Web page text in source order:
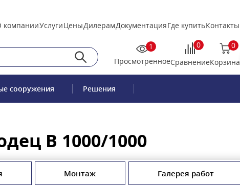
компанииУслугиЦеныДилерамДокументацияГде купитьКонтакты
1
Просмотренное
0
Сравнение
0
Корзина
сооружения Решения
В 1000/1000
Монтаж Галерея работ